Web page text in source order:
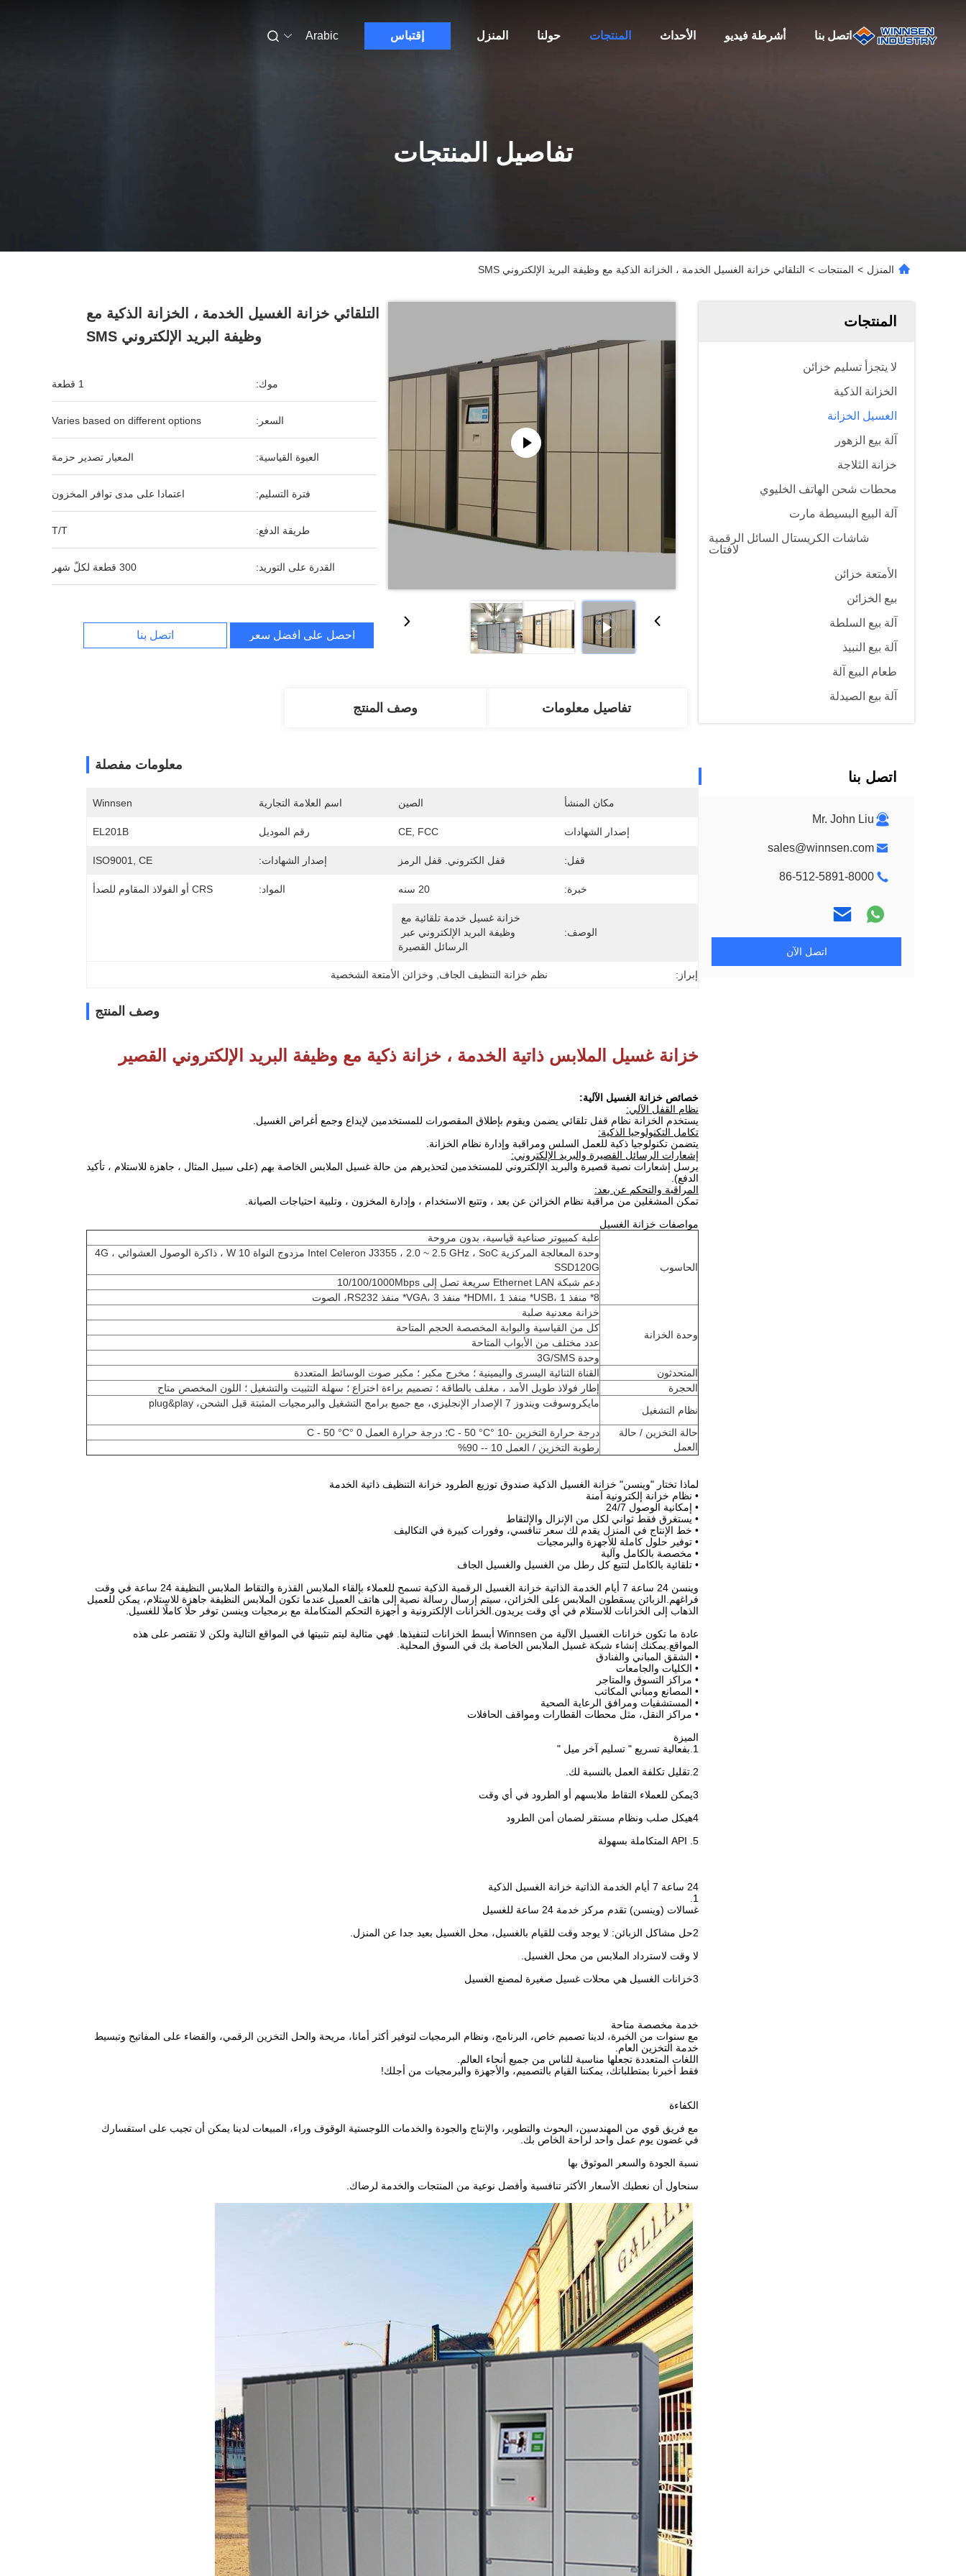
المنزل حولنا المنتجات الأحداث أشرطة فيديو اتصل بنا إقتباس Arabic
تفاصيل المنتجات
المنزل > المنتجات > التلقائي خزانة الغسيل الخدمة ، الخزانة الذكية مع وظيفة البريد الإلكتروني SMS
المنتجات
لا يتجزأ تسليم خزائن
الخزانة الذكية
الغسيل الخزانة
آلة بيع الزهور
خزانة الثلاجة
محطات شحن الهاتف الخليوي
آلة البيع البسيطة مارت
شاشات الكريستال السائل الرقمية
لافتات
الأمتعة خزائن
بيع الخزائن
آلة بيع السلطة
آلة بيع النبيذ
طعام البيع آلة
آلة بيع الصيدلة
اتصل بنا
Mr. John Liu
sales@winnsen.com
86-512-5891-8000
اتصل الآن
التلقائي خزانة الغسيل الخدمة ، الخزانة الذكية مع
وظيفة البريد الإلكتروني SMS
موك: 1 قطعة
السعر: Varies based on different options
العبوة القياسية: المعيار تصدير حزمة
فترة التسليم: اعتمادا على مدى توافر المخزون
طريقة الدفع: T/T
القدرة على التوريد: 300 قطعة لكلّ شهر
احصل على أفضل سعر اتصل بنا
تفاصيل معلومات وصف المنتج
معلومات مفصلة
مكان المنشأ الصين اسم العلامة التجارية Winnsen
إصدار الشهادات CE, FCC رقم الموديل EL201B
قفل: قفل الكتروني. قفل الرمز إصدار الشهادات: ISO9001, CE
خبرة: 20 سنه المواد: CRS أو الفولاذ المقاوم للصدأ
الوصف:
الرسائل القصيرة
إبراز: نظم خزانة التنظيف الجاف وخزائن الأمتعة الشخصية
وصف المنتج
خزانة غسيل الملابس ذاتية الخدمة ، خزانة ذكية مع وظيفة البريد الإلكتروني القصير
خصائص خزانة الغسيل الآلية:
نظام القفل الآلي:
يستخدم الخزانة نظام قفل تلقائي يضمن ويقوم بإطلاق المقصورات للمستخدمين لإيداع وجمع أغراض الغسيل.
تكامل التكنولوجيا الذكية:
يتضمن تكنولوجيا ذكية للعمل السلس ومراقبة وإدارة نظام الخزانة.
إشعارات الرسائل القصيرة والبريد الإلكتروني:
يرسل إشعارات نصية قصيرة والبريد الإلكتروني للمستخدمين لتحذيرهم من حالة غسيل الملابس الخاصة بهم (على سبيل المثال ، جاهزة للاستلام ، تأكيد
الدفع).
المراقبة والتحكم عن بعد:
تمكن المشغلين من مراقبة نظام الخزائن عن بعد ، وتتبع الاستخدام ، وإدارة المخزون ، وتلبية احتياجات الصيانة.
مواصفات خزانة الغسيل
الحاسوب
علبة كمبيوتر صناعية قياسية، بدون مروحة
وحدة المعالجة المركزية Intel Celeron J3355 ، 2.0 ~ 2.5 GHz ، SoC مزدوج النواة 10 W ، ذاكرة الوصول العشوائي 4G ،
SSD120G
دعم شبكة Ethernet LAN سريعة تصل إلى 10/100/1000Mbps
8* منفذ USB، 1* منفذ HDMI، 1* منفذ VGA، 3* منفذ RS232، الصوت
وحدة الخزانة
خزانة معدنية صلبة
كل من القياسية والبوابة المخصصة الحجم المتاحة
عدد مختلف من الأبواب المتاحة
وحدة 3G/SMS
المتحدثون
القناة الثنائية اليسرى واليمينية ؛ مخرج مكبر ؛ مكبر صوت الوسائط المتعددة
الحجرة
إطار فولاذ طويل الأمد ، مغلف بالطاقة ؛ تصميم براءة اختراع ؛ سهلة التثبيت والتشغيل ؛ اللون المخصص متاح
نظام التشغيل
مايكروسوفت ويندوز 7 الإصدار الإنجليزي، مع جميع برامج التشغيل والبرمجيات المثبتة قبل الشحن، plug&play
حالة التخزين / حالة
العمل
درجة حرارة التخزين -10 °C - 50 °C؛ درجة حرارة العمل 0 °C - 50 °C
رطوبة التخزين / العمل 10 -- 90%
لماذا تختار "وينسن" خزانة الغسيل الذكية صندوق توزيع الطرود خزانة التنظيف ذاتية الخدمة
• نظام خزانة إلكترونية آمنة
• إمكانية الوصول 24/7
• يستغرق فقط ثواني لكل من الإنزال والإلتقاط
• خط الإنتاج في المنزل يقدم لك سعر تنافسي، وفورات كبيرة في التكاليف
• توفير حلول كاملة للأجهزة والبرمجيات
• مخصصة بالكامل وآلية
• تلقائية بالكامل لتتبع كل رطل من الغسيل والغسيل الجاف
وينسن 24 ساعة 7 أيام الخدمة الذاتية خزانة الغسيل الرقمية الذكية تسمح للعملاء بإلقاء الملابس القذرة والتقاط الملابس النظيفة 24 ساعة في وقت
فراغهم.الزبائن يسقطون الملابس على الخزائن، سيتم إرسال رسالة نصية إلى هاتف العميل عندما تكون الملابس النظيفة جاهزة للاستلام، يمكن للعميل
الذهاب إلى الخزانات للاستلام في أي وقت يريدون.الخزانات الإلكترونية و أجهزة التحكم المتكاملة مع برمجيات وينسن توفر حلًا كاملًا للغسيل.
عادة ما تكون خزانات الغسيل الآلية من Winnsen أبسط الخزانات لتنفيذها. فهي مثالية ليتم تثبيتها في المواقع التالية ولكن لا تقتصر على هذه
المواقع.يمكنك إنشاء شبكة غسيل الملابس الخاصة بك في السوق المحلية.
• الشقق المباني والفنادق
• الكليات والجامعات
• مراكز التسوق والمتاجر
• المصانع ومباني المكاتب
• المستشفيات ومرافق الرعاية الصحية
• مراكز النقل، مثل محطات القطارات ومواقف الحافلات
الميزة
1.بفعالية تسريع " تسليم آخر ميل "
2.تقليل تكلفة العمل بالنسبة لك.
3يمكن للعملاء التقاط ملابسهم أو الطرود في أي وقت
4هيكل صلب ونظام مستقر لضمان أمن الطرود
5. API المتكاملة بسهولة
24 ساعة 7 أيام الخدمة الذاتية خزانة الغسيل الذكية
1.
غسالات (وينسن) تقدم مركز خدمة 24 ساعة للغسيل
2حل مشاكل الزبائن: لا يوجد وقت للقيام بالغسيل، محل الغسيل بعيد جدا عن المنزل.
لا وقت لاسترداد الملابس من محل الغسيل.
3خزانات الغسيل هي محلات غسيل صغيرة لمصنع الغسيل
خدمة مخصصة متاحة
مع سنوات من الخبرة، لدينا تصميم خاص، البرنامج، ونظام البرمجيات لتوفير أكثر أمانا، مريحة والحل التخزين الرقمي، والقضاء على المفاتيح وتبسيط
خدمة التخزين العام.
اللغات المتعددة تجعلها مناسبة للناس من جميع أنحاء العالم.
فقط أخبرنا بمتطلباتك، يمكننا القيام بالتصميم، والأجهزة والبرمجيات من أجلك!
الكفاءة
مع فريق قوي من المهندسين، البحوث والتطوير، والإنتاج والجودة والخدمات اللوجستية الوقوف وراء، المبيعات لدينا يمكن أن تجيب على استفسارك
في غضون يوم عمل واحد لراحة الخاص بك.
نسبة الجودة والسعر الموثوق بها
سنحاول أن نعطيك الأسعار الأكثر تنافسية وأفضل نوعية من المنتجات والخدمة لرضاك.